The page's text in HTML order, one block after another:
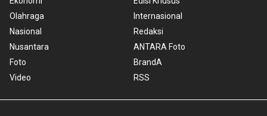
Olahraga
Nasional
Nusantara
Foto
Video
Internasional
Redaksi
ANTARA Foto
BrandA
RSS